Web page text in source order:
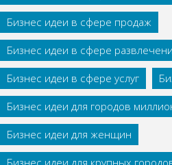
Бизнес идеи в сфере продаж
Бизнес идеи в сфере
Бизнес идеи в сфере услуг
Бизнес идеи для городов
Бизнес идеи для женщин